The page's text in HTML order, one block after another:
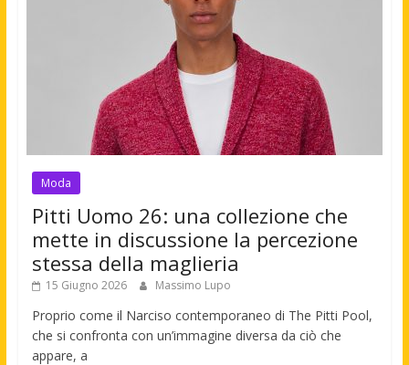
Moda
Pitti Uomo 26: una collezione che
mette in discussione la percezione
stessa della maglieria
15 Giugno 2026 Massimo Lupo
Proprio come il Narciso contemporaneo di The Pitti Pool,
che si confronta con un’immagine diversa da ciò che
appare, a